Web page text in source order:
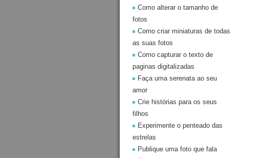
Como alterar o tamanho de
fotos
Como criar miniaturas de todas
as suas fotos
Como capturar o texto de
paginas digitalizadas
Faça uma serenata ao seu
amor
Crie histórias para os seus
filhos
Experimente o penteado das
estrelas
Publique uma foto que fala